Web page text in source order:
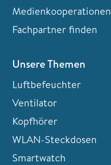
Medienkooperationen
Fachpartner finden
Unsere Themen
Luftbefeuchter
Ventilator
Kopfhörer
WLAN-Steckdosen
Smartwatch